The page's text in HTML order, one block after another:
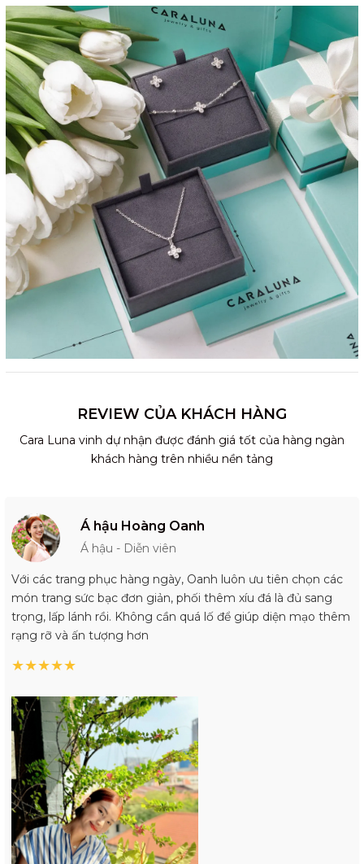
REVIEW CỦA KHÁCH HÀNG
Cara Luna vinh dự nhận được đánh giá tốt của hàng ngàn
khách hàng trên nhiều nền tảng
Á hậu Hoàng Oanh
Á hậu - Diễn viên
Với các trang phục hàng ngày, Oanh luôn ưu tiên chọn các
món trang sức bạc đơn giản, phối thêm xíu đá là đủ sang
trọng, lấp lánh rồi. Không cần quá lố để giúp diện mạo thêm
rạng rỡ và ấn tượng hơn
★★★★★